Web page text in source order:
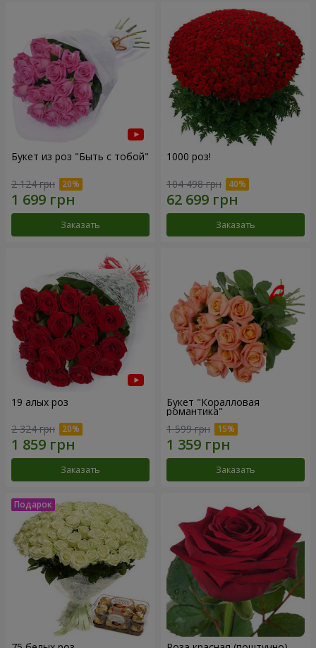
Букет из роз "Быть с тобой"
2 124 грн
Заказать
1000 роз!
104 498 грн
Заказать
19 алых роз
2 324 грн
Заказать
Букет "Коралловая
романтика"
1 599 грн
Заказать